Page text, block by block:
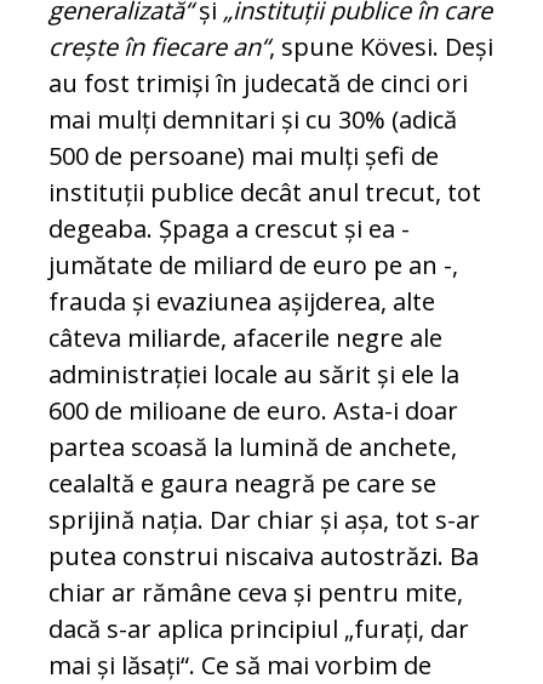
generalizată“și „instituții pu­blice în care
crește în fiecare an“, spune Kövesi. Deși
au fost trimiși în judecată de cinci ori
mai mulți dem­nitari și cu 30% (adică
500 de persoane) mai mulți șefi de
instituții publice decât anul trecut, tot
degeaba. Șpaga a crescut și ea -
jumătate de miliard de euro pe an -,
frauda și evaziunea așijderea, alte
câteva miliarde, afa­cerile negre ale
administrației locale au să­rit și ele la
600 de milioane de euro. Asta-i doar
partea scoasă la lumină de anchete,
cea­laltă e gaura neagră pe care se
sprijină nația. Dar chiar și așa, tot s-ar
putea construi nis­cai­va autostrăzi. Ba
chiar ar rămâne ceva și pen­tru mite,
dacă s-ar aplica principiul „furați, dar
mai și lăsați“. Ce să mai vorbim de